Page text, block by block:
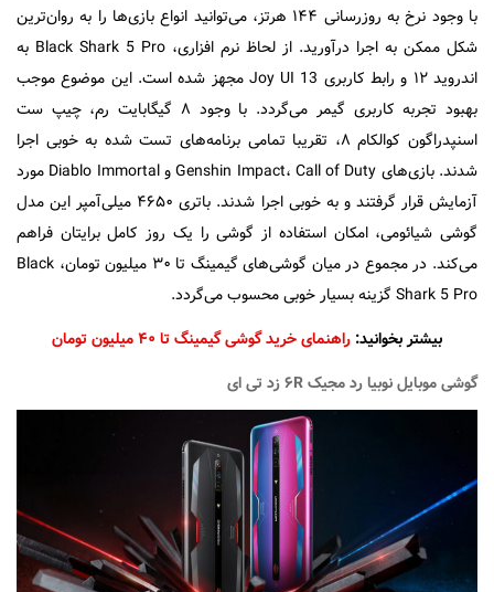
با وجود نرخ به روز‌رسانی ۱۴۴ هرتز، می‌توانید انواع بازی‌ها را به روان‌ترین
شکل ممکن به اجرا درآورید. از لحاظ نرم افزاری، Black Shark 5 Pro به
اندروید ۱۲ و رابط کاربری Joy UI 13 مجهز شده است. این موضوع موجب
بهبود تجربه کاربری گیمر می‌گردد. با وجود ۸ گیگابایت رم، چیپ ست
اسنپدراگون کوالکام ۸، تقریبا تمامی برنامه‌های تست شده به خوبی اجرا
شدند. بازی‌های Genshin Impact، Call of Duty و Diablo Immortal مورد
آزمایش قرار گرفتند و به خوبی اجرا شدند. باتری ۴۶۵۰ میلی‌آمپر این مدل
گوشی شیائومی، امکان استفاده از گوشی را یک روز کامل برایتان فراهم
می‌کند. در مجموع در میان گوشی‌های گیمینگ تا ۳۰ میلیون تومان، Black
Shark 5 Pro گزینه بسیار خوبی محسوب می‌گردد.
بیشتر بخوانید: راهنمای خرید گوشی گیمینگ تا ۴۰ میلیون تومان
گوشی موبایل نوبیا رد مجیک ۶R زد تی ای